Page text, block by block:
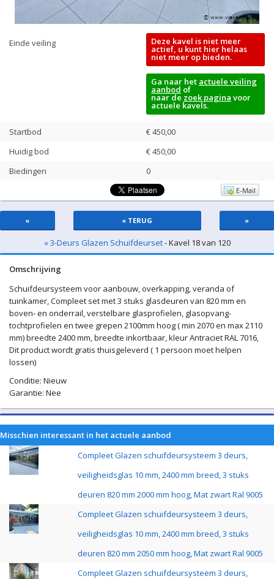
Einde veiling Deze kavel is niet meer
actief, u kunt hier helaas
niet meer op bieden.
Ga naar het actuele veiling
aanbod of
naar de zoek pagina voor
actuele kavels.
Startbod
€ 450,00
Huidig bod
€450,00
Biedingen
0
E-Mail
« « TERUG »
« 3-Deurs Glazen Schuifdeurset- Kavel 18 van 120
Omschrijving
Schuifdeursysteem voor aanbouw, overkapping, veranda of
tuinkamer, Compleet set met 3 stuks glasdeuren van 820 mm en
boven- en onderrail, verstelbare glasprofielen, glasopvang-
tochtprofielen en twee grepen 2100mm hoog ( min 2070 en max 2110
mm) breedte 2400 mm, breedte inkortbaar, kleur Antraciet RAL 7016,
Dit product wordt gratis thuisgeleverd ( 1 persoon moet helpen
lossen)
Conditie: Nieuw
Garantie: Nee
Misschien interessant in het actuele aanbod
Compleet Glazen schuifdeursysteem 3 deurs,
veiligheidsglas 10 mm, 2400 mm breed, 3 stuks
deuren 820 mm 2000 mm hoog, Mat zwart Ral 9005
Compleet Glazen schuifdeursysteem 3 deurs,
veiligheidsglas 10 mm, 2400 mm breed, 3 stuks
deuren 820 mm 2050 mm hoog, Mat zwart Ral 9005
Compleet Glazen schuifdeursysteem 3 deurs,